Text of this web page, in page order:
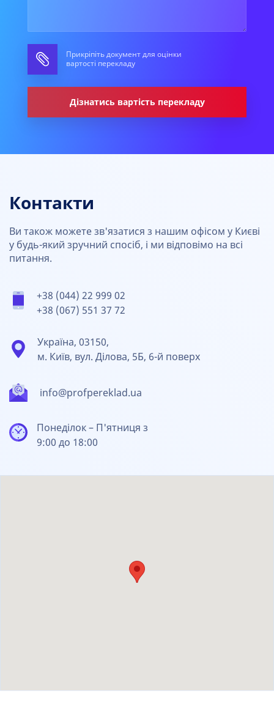
Прикріпіть документ для оцінки
вартості перекладу
Дізнатись вартість перекладу
Контакти
Ви також можете зв'язатися з нашим офісом у Києві
у будь-який зручний спосіб, і ми відповімо на всі
питання.
+38 (044) 22 999 02
+38 (067) 551 37 72
info@profpereklad.ua
Україна, 03150,
м. Київ, вул. Ділова, 5Б, 6-й поверх
Понеділок – П'ятниця з
9:00 до 18:00